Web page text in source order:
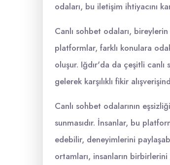
odaları, bu iletişim ihtiyacını
Canlı sohbet odaları,
platformlar, farklı konulara
oluşur. Iğdır'da da çeşitli canlı
gelerek karşılıklı fikir
Canlı sohbet odalarının
sunmasıdır. İnsanlar, bu
edebilir, deneyimlerini
ortamları, insanların